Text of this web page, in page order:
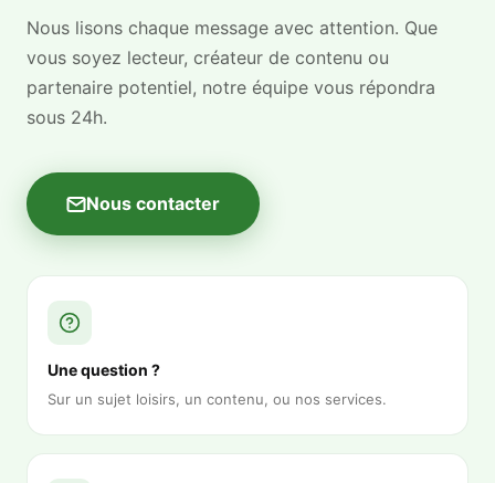
Nous lisons chaque message avec attention. Que
vous soyez lecteur, créateur de contenu ou
partenaire potentiel, notre équipe vous répondra
sous 24h.
Nous contacter
Une question ?
Sur un sujet loisirs, un contenu, ou nos services.